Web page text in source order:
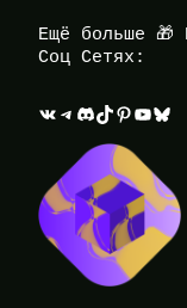
Ещё больше 🎁
Соц Сетях:
ВКонтакте Telegram Discord TikTok Pinterest YouTube Bluesky